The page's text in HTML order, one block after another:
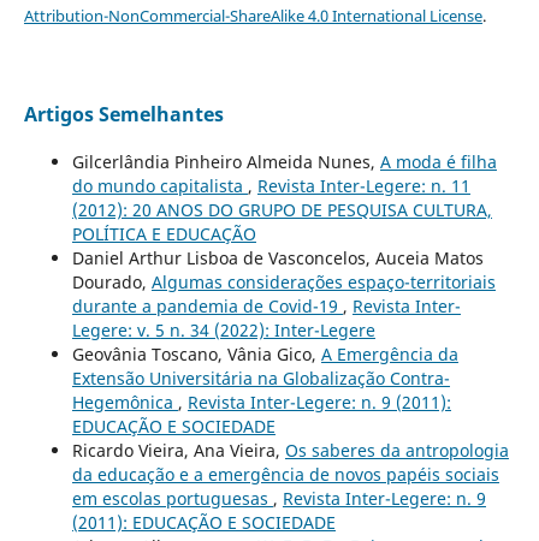
Attribution-NonCommercial-ShareAlike 4.0 International License.
Artigos Semelhantes
Gilcerlândia Pinheiro Almeida Nunes, A moda é filha
do mundo capitalista , Revista Inter-Legere: n. 11
(2012): 20 ANOS DO GRUPO DE PESQUISA CULTURA,
POLÍTICA E EDUCAÇÃO
Daniel Arthur Lisboa de Vasconcelos, Auceia Matos
Dourado, Algumas considerações espaço-territoriais
durante a pandemia de Covid-19 , Revista Inter-
Legere: v. 5 n. 34 (2022): Inter-Legere
Geovânia Toscano, Vânia Gico, A Emergência da
Extensão Universitária na Globalização Contra-
Hegemônica , Revista Inter-Legere: n. 9 (2011):
EDUCAÇÃO E SOCIEDADE
Ricardo Vieira, Ana Vieira, Os saberes da antropologia
da educação e a emergência de novos papéis sociais
em escolas portuguesas , Revista Inter-Legere: n. 9
(2011): EDUCAÇÃO E SOCIEDADE